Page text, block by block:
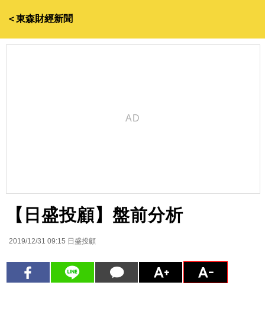
＜東森財經新聞
【日盛投顧】盤前分析
2019/12/31 09:15 日盛投顧